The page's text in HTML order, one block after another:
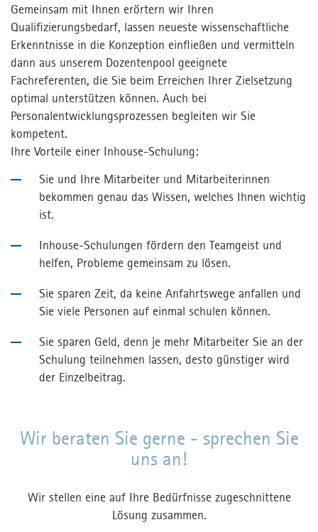
Gemeinsam mit Ihnen erörtern wir Ihren
Qualifizierungsbedarf, lassen neueste wissenschaftliche
Erkenntnisse in die Konzeption einfließen und vermitteln
dann aus unserem Dozentenpool geeignete
Fachreferenten, die Sie beim Erreichen Ihrer Zielsetzung
optimal unterstützen können. Auch bei
Personalentwicklungsprozessen begleiten wir Sie
kompetent.
Ihre Vorteile einer Inhouse-Schulung:
Sie und Ihre Mitarbeiter und Mitarbeiterinnen
bekommen genau das Wissen, welches Ihnen wichtig
ist.
Inhouse-Schulungen fördern den Teamgeist und
helfen, Probleme gemeinsam zu lösen.
Sie sparen Zeit, da keine Anfahrtswege anfallen und
Sie viele Personen auf einmal schulen können.
Sie sparen Geld, denn je mehr Mitarbeiter Sie an der
Schulung teilnehmen lassen, desto günstiger wird
der Einzelbeitrag.
Wir beraten Sie gerne - sprechen Sie
uns an!
Wir stellen eine auf Ihre Bedürfnisse zugeschnittene
Lösung zusammen.